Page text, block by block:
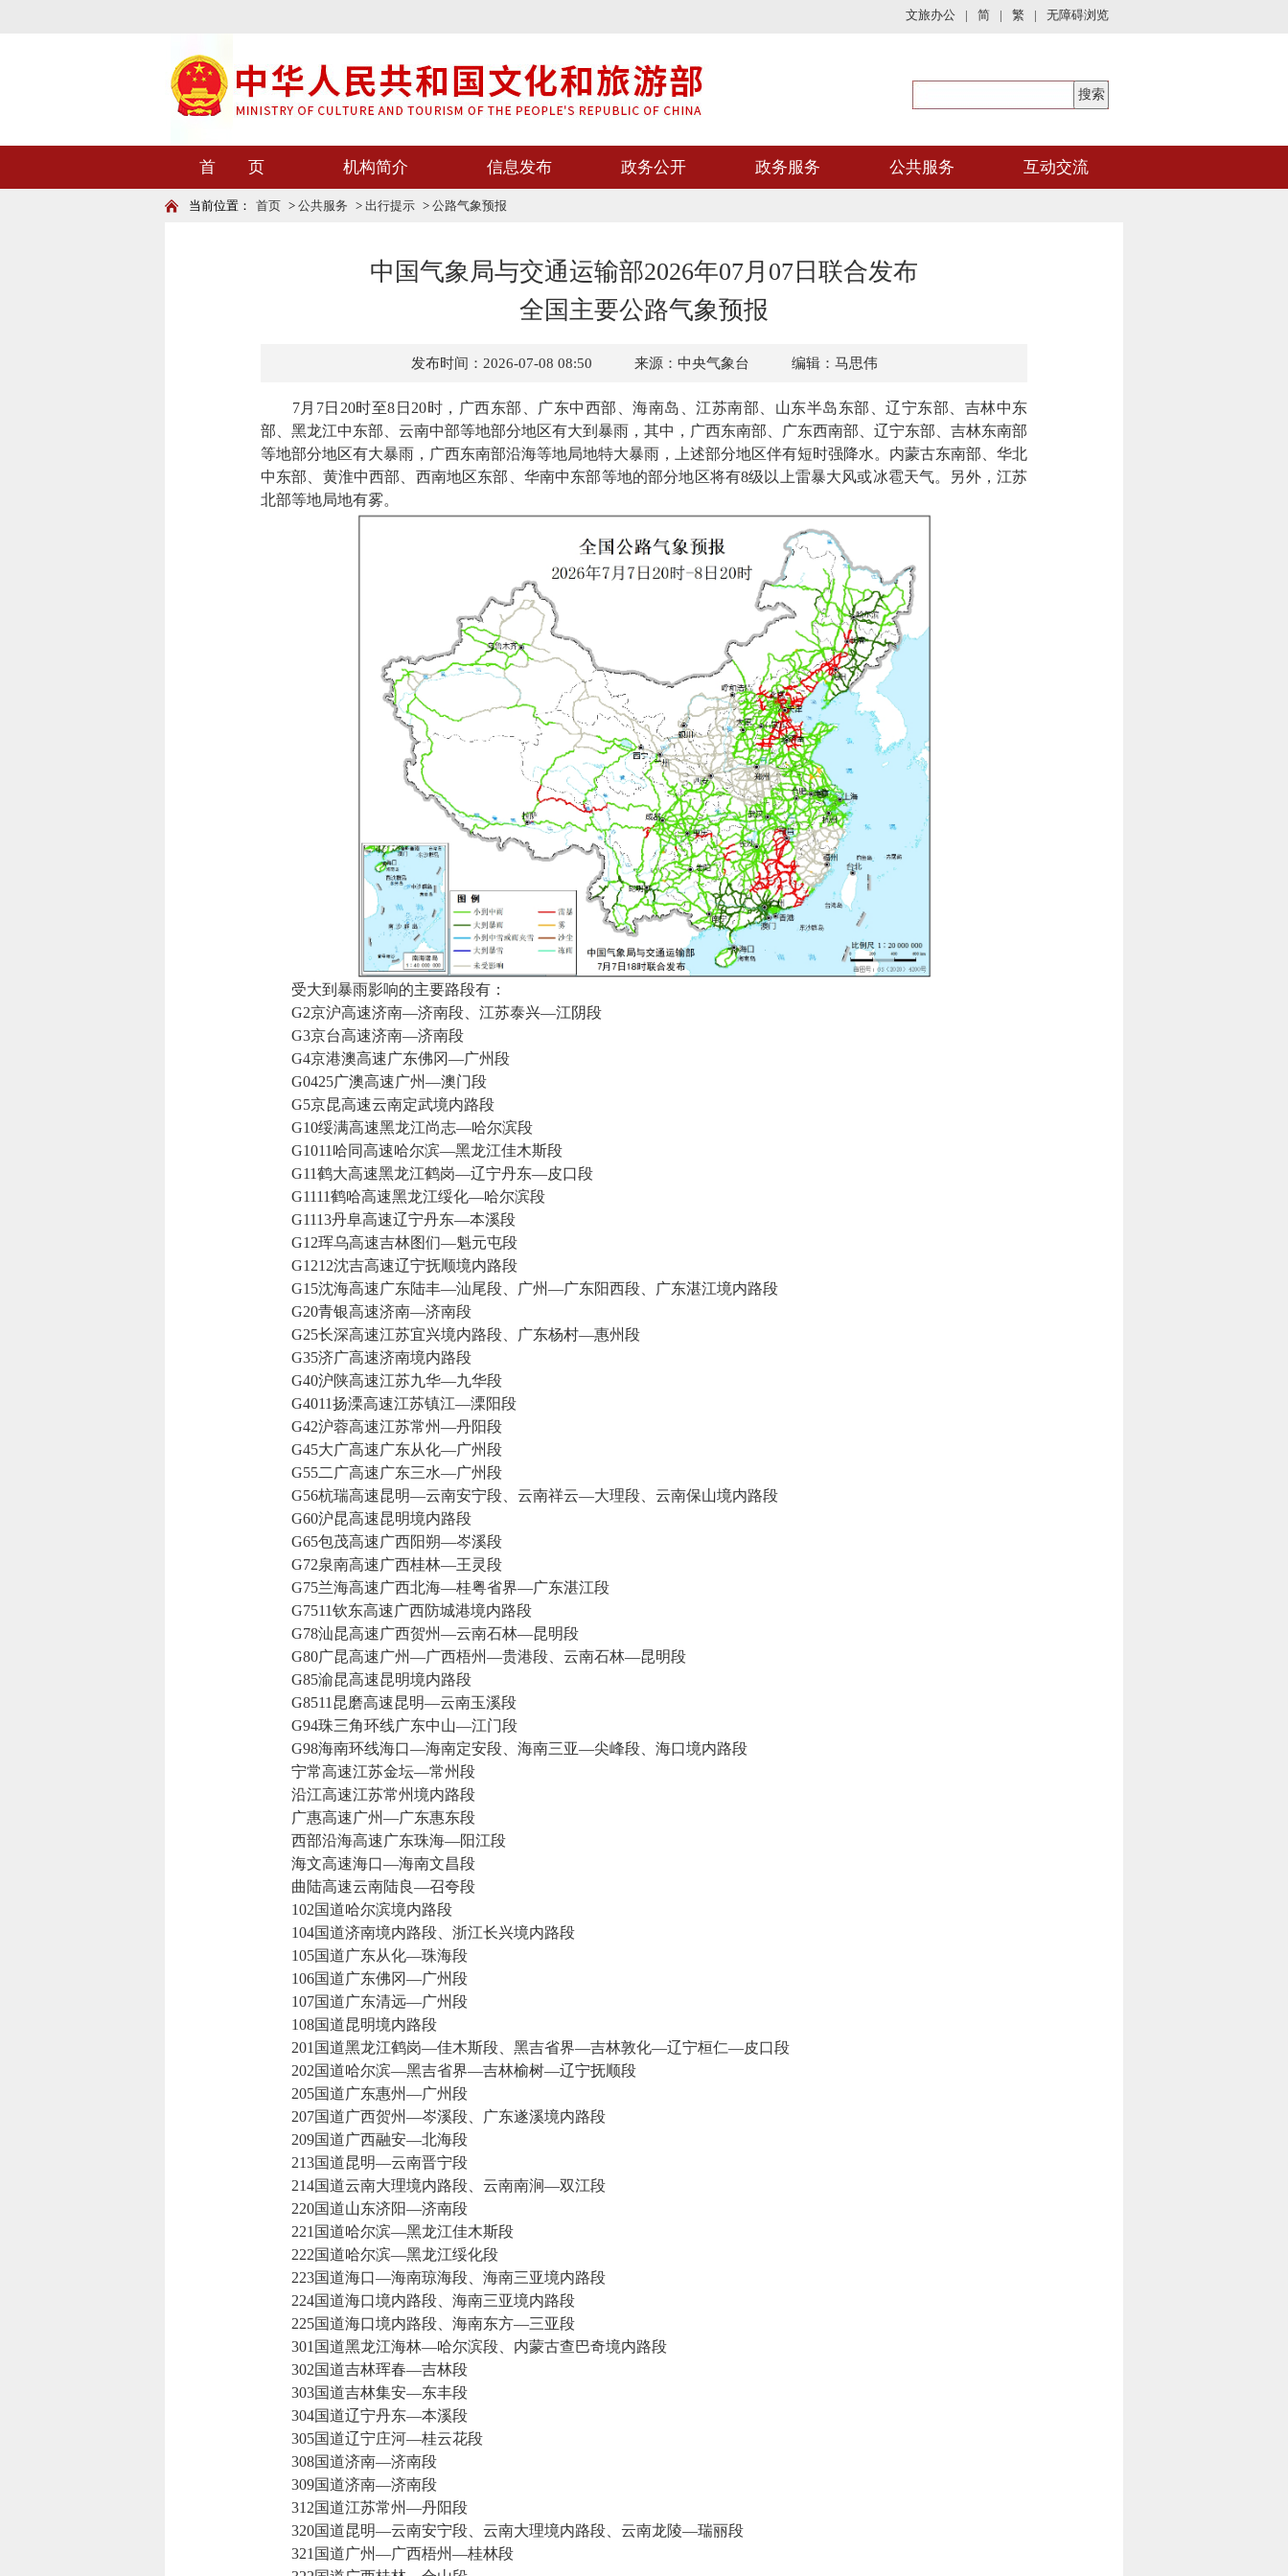
文旅办公 | 简 | 繁 | 无障碍浏览
首 页 机构简介 信息发布 政务公开 政务服务 公共服务 互动交流
当前位置： 首页 > 公共服务 > 出行提示 > 公路气象预报
中国气象局与交通运输部2026年07月07日联合发布
全国主要公路气象预报
发布时间：2026-07-08 08:50 来源：中央气象台 编辑：马思伟
7月7日20时至8日20时，广西东部、广东中西部、海南岛、江苏南部、山东半岛东部、辽宁东部、吉林中东
部、黑龙江中东部、云南中部等地部分地区有大到暴雨，其中，广西东南部、广东西南部、辽宁东部、吉林东南部
等地部分地区有大暴雨，广西东南部沿海等地局地特大暴雨，上述部分地区伴有短时强降水。内蒙古东南部、华北
中东部、黄淮中西部、西南地区东部、华南中东部等地的部分地区将有8级以上雷暴大风或冰雹天气。另外，江苏
北部等地局地有雾。
受大到暴雨影响的主要路段有：
G2京沪高速济南—济南段、江苏泰兴—江阴段
G3京台高速济南—济南段
G4京港澳高速广东佛冈—广州段
G0425广澳高速广州—澳门段
G5京昆高速云南定武境内路段
G10绥满高速黑龙江尚志—哈尔滨段
G1011哈同高速哈尔滨—黑龙江佳木斯段
G11鹤大高速黑龙江鹤岗—辽宁丹东—皮口段
G1111鹤哈高速黑龙江绥化—哈尔滨段
G1113丹阜高速辽宁丹东—本溪段
G12珲乌高速吉林图们—魁元屯段
G1212沈吉高速辽宁抚顺境内路段
G15沈海高速广东陆丰—汕尾段、广州—广东阳西段、广东湛江境内路段
G20青银高速济南—济南段
G25长深高速江苏宜兴境内路段、广东杨村—惠州段
G35济广高速济南境内路段
G40沪陕高速江苏九华—九华段
G4011扬溧高速江苏镇江—溧阳段
G42沪蓉高速江苏常州—丹阳段
G45大广高速广东从化—广州段
G55二广高速广东三水—广州段
G56杭瑞高速昆明—云南安宁段、云南祥云—大理段、云南保山境内路段
G60沪昆高速昆明境内路段
G65包茂高速广西阳朔—岑溪段
G72泉南高速广西桂林—王灵段
G75兰海高速广西北海—桂粤省界—广东湛江段
G7511钦东高速广西防城港境内路段
G78汕昆高速广西贺州—云南石林—昆明段
G80广昆高速广州—广西梧州—贵港段、云南石林—昆明段
G85渝昆高速昆明境内路段
G8511昆磨高速昆明—云南玉溪段
G94珠三角环线广东中山—江门段
G98海南环线海口—海南定安段、海南三亚—尖峰段、海口境内路段
宁常高速江苏金坛—常州段
沿江高速江苏常州境内路段
广惠高速广州—广东惠东段
西部沿海高速广东珠海—阳江段
海文高速海口—海南文昌段
曲陆高速云南陆良—召夸段
102国道哈尔滨境内路段
104国道济南境内路段、浙江长兴境内路段
105国道广东从化—珠海段
106国道广东佛冈—广州段
107国道广东清远—广州段
108国道昆明境内路段
201国道黑龙江鹤岗—佳木斯段、黑吉省界—吉林敦化—辽宁桓仁—皮口段
202国道哈尔滨—黑吉省界—吉林榆树—辽宁抚顺段
205国道广东惠州—广州段
207国道广西贺州—岑溪段、广东遂溪境内路段
209国道广西融安—北海段
213国道昆明—云南晋宁段
214国道云南大理境内路段、云南南涧—双江段
220国道山东济阳—济南段
221国道哈尔滨—黑龙江佳木斯段
222国道哈尔滨—黑龙江绥化段
223国道海口—海南琼海段、海南三亚境内路段
224国道海口境内路段、海南三亚境内路段
225国道海口境内路段、海南东方—三亚段
301国道黑龙江海林—哈尔滨段、内蒙古查巴奇境内路段
302国道吉林珲春—吉林段
303国道吉林集安—东丰段
304国道辽宁丹东—本溪段
305国道辽宁庄河—桂云花段
308国道济南—济南段
309国道济南—济南段
312国道江苏常州—丹阳段
320国道昆明—云南安宁段、云南大理境内路段、云南龙陵—瑞丽段
321国道广州—广西梧州—桂林段